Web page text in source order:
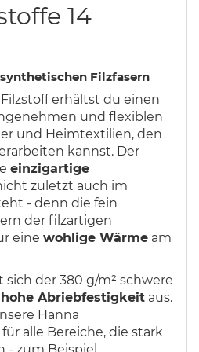
14
Filzfasern
erhältst du einen
und flexiblen
und Heimtextilien, den
kannst. Der
einzigartige
zuletzt auch im
- denn die fein
der filzartigen
eine wohlige Wärme am
der 380 g/m² schwere
hohe Abriebfestigkeit aus.
Hanna
alle Bereiche, die stark
- zum Beispiel